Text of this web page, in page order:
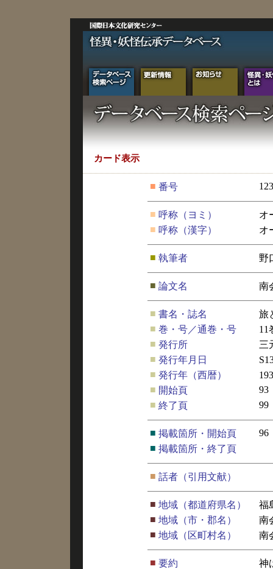
カード表示
■ 番号
■ 呼称（ヨミ）
オ
■ 呼称（漢字） オ
■ 執筆者 野
■ 論文名 南
■ 書名・誌名
旅
■ 巻・号／通巻・号
11
■ 発行所
三
■ 発行年月日
■ 発行年（西暦）
■ 開始頁
93
■ 終了頁 99
■ 掲載箇所・開始頁
96
■ 掲載箇所・終了頁
■ 話者（引用文献）
■ 地域（都道府県名）
福
■ 地域（市・郡名）
南
■ 地域（区町村名） 南
■ 要約
神